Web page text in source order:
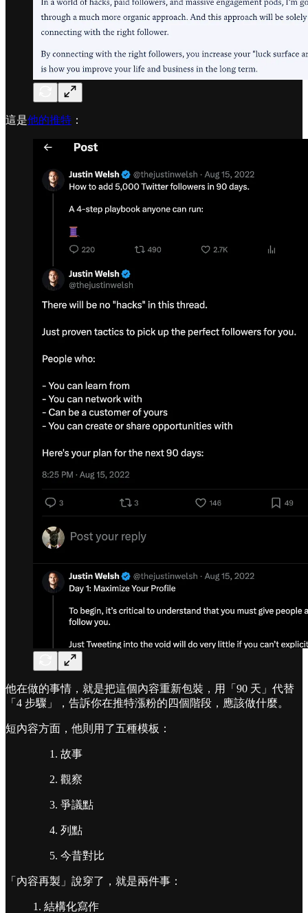
這是他的推特 ：
他在做的事情，就是把這個內容重新包裝，用「90 天」代替
「4 步驟」，告訴你在推特漲粉的四個階段，應該做什麼。
短內容方面，他則用了五種模板：
故事
觀察
爭議點
列點
今昔對比
「內容再製」說穿了，就是兩件事：
1. 結構化寫作